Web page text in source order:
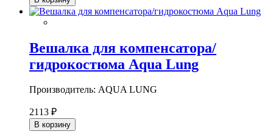
Вешалка для компенсатора/
гидрокостюма Aqua Lung
Производитель: AQUA LUNG
2113 ₽
В корзину